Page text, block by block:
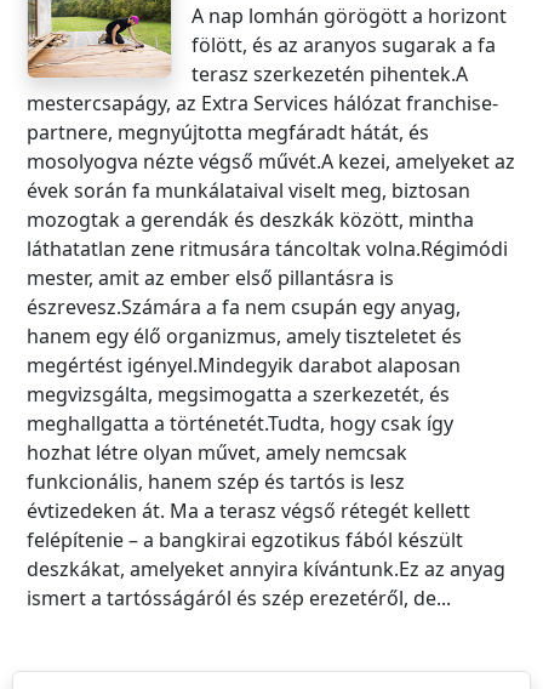
A nap lomhán görögött a horizont
fölött, és az aranyos sugarak a fa
terasz szerkezetén pihentek.A
mestercsapágy, az Extra Services hálózat franchise-
partnere, megnyújtotta megfáradt hátát, és
mosolyogva nézte végső művét.A kezei, amelyeket az
évek során fa munkálataival viselt meg, biztosan
mozogtak a gerendák és deszkák között, mintha
láthatatlan zene ritmusára táncoltak volna.Régimódi
mester, amit az ember első pillantásra is
észrevesz.Számára a fa nem csupán egy anyag,
hanem egy élő organizmus, amely tiszteletet és
megértést igényel.Mindegyik darabot alaposan
megvizsgálta, megsimogatta a szerkezetét, és
meghallgatta a történetét.Tudta, hogy csak így
hozhat létre olyan művet, amely nemcsak
funkcionális, hanem szép és tartós is lesz
évtizedeken át. Ma a terasz végső rétegét kellett
felépítenie – a bangkirai egzotikus fából készült
deszkákat, amelyeket annyira kívántunk.Ez az anyag
ismert a tartósságáról és szép erezetéről, de...